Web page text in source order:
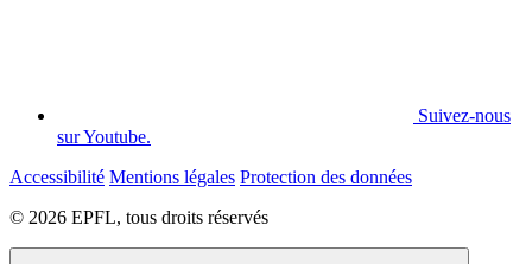
Suivez-nous
sur Youtube.
Accessibilité Mentions légales Protection des données
© 2026 EPFL, tous droits réservés